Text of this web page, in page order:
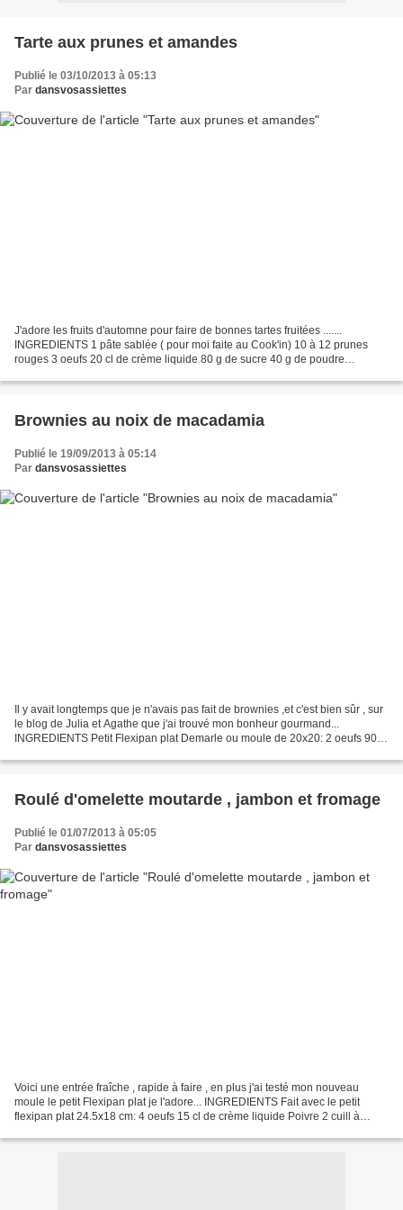
Tarte aux prunes et amandes
Publié le 03/10/2013 à 05:13
Par dansvosassiettes
J'adore les fruits d'automne pour faire de bonnes tartes fruitées .......
INGREDIENTS 1 pâte sablée ( pour moi faite au Cook'in) 10 à 12 prunes
rouges 3 oeufs 20 cl de crème liquide 80 g de sucre 40 g de poudre
Brownies au noix de macadamia
Publié le 19/09/2013 à 05:14
Par dansvosassiettes
Il y avait longtemps que je n'avais pas fait de brownies ,et c'est bien sûr , sur
le blog de Julia et Agathe que j'ai trouvé mon bonheur gourmand...
INGREDIENTS Petit Flexipan plat Demarle ou moule de 20x20: 2 oeufs 90 g
Roulé d'omelette moutarde , jambon et fromage
Publié le 01/07/2013 à 05:05
Par dansvosassiettes
Voici une entrée fraîche , rapide à faire , en plus j'ai testé mon nouveau
moule le petit Flexipan plat je l'adore... INGREDIENTS Fait avec le petit
flexipan plat 24.5x18 cm: 4 oeufs 15 cl de crème liquide Poivre 2 cuill à